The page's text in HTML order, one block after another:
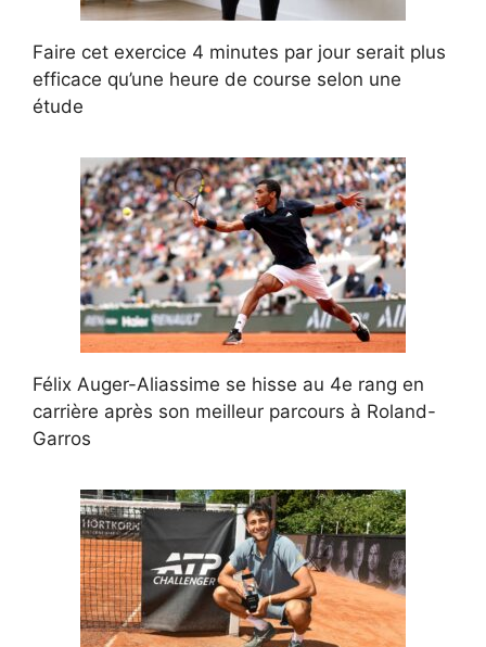
Faire cet exercice 4 minutes par jour serait plus
efficace qu’une heure de course selon une
étude
Félix Auger-Aliassime se hisse au 4e rang en
carrière après son meilleur parcours à Roland-
Garros